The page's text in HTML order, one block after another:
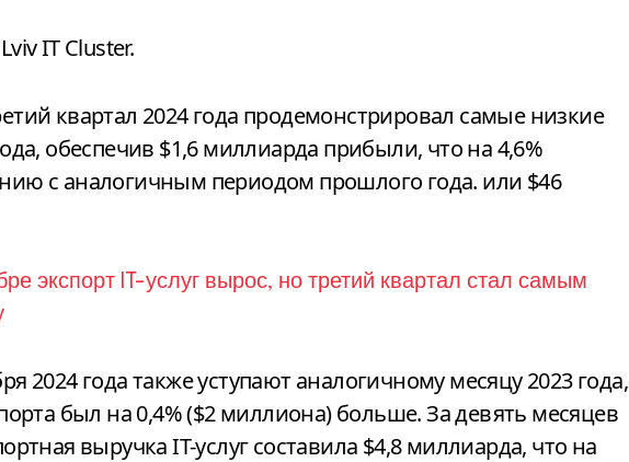
Lviv IT Cluster.
квартал 2024 года продемонстрировал самые низкие
обеспечив $1,6 миллиарда прибыли, что на 4,6%
с аналогичным периодом прошлого года. или $46
2024 года также уступают аналогичному месяцу 2023 года,
был на 0,4% ($2 миллиона) больше. За девять месяцев
выручка IT-услуг составила $4,8 миллиарда, что на